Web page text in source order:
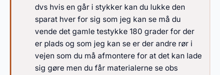
dvs hvis en går i stykker kan du lukke den
sparat hver for sig som jeg kan se må du
vende det gamle testykke 180 grader for der
er plads og som jeg kan se er der andre rør i
vejen som du må afmontere for at det kan lade
sig gøre men du får materialerne se obs